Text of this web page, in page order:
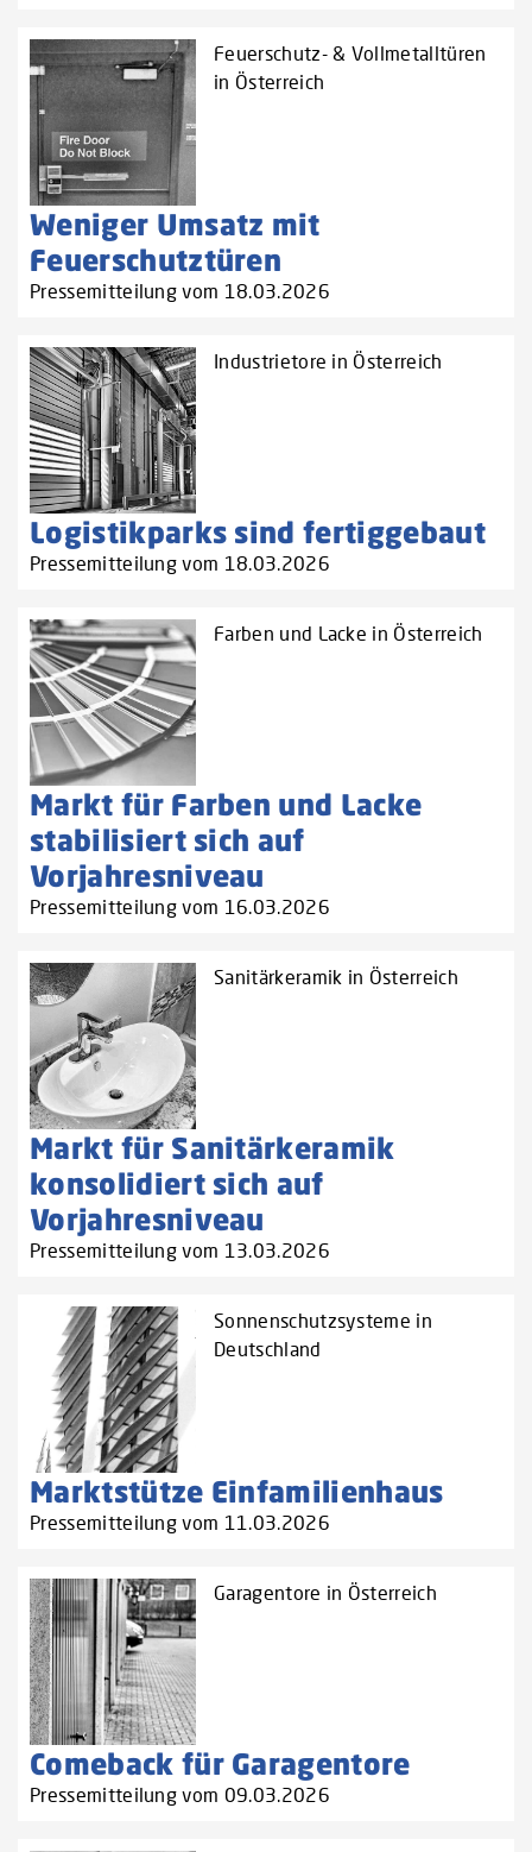
Feuerschutz- & Vollmetalltüren
in Österreich
Weniger Umsatz mit
Feuerschutztüren
Pressemitteilung vom 18.03.2026
Industrietore in Österreich
Logistikparks sind fertiggebaut
Pressemitteilung vom 18.03.2026
Farben und Lacke in Österreich
Markt für Farben und Lacke
stabilisiert sich auf
Vorjahresniveau
Pressemitteilung vom 16.03.2026
Sanitärkeramik in Österreich
Markt für Sanitärkeramik
konsolidiert sich auf
Vorjahresniveau
Pressemitteilung vom 13.03.2026
Sonnenschutzsysteme in
Deutschland
Marktstütze Einfamilienhaus
Pressemitteilung vom 11.03.2026
Garagentore in Österreich
Comeback für Garagentore
Pressemitteilung vom 09.03.2026